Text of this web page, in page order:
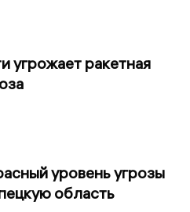
угрожает ракетная
уровень угрозы
область